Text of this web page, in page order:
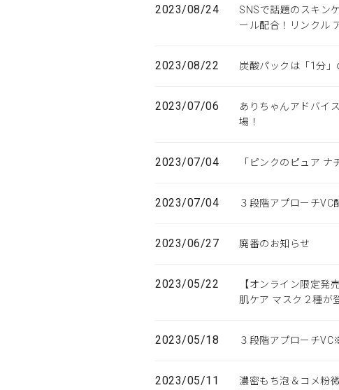
2023/08/24
SNSで話題のスキン
ール配合！リンクル
2023/08/22 炭酸パックは「1分
2023/07/06
ありちゃんアドバイ
場！
2023/07/04 「ピンクのピュア
2023/07/04 ３段階アプローチVC
2023/06/27 廃番のお知らせ
2023/05/22
【オンライン限定
肌ケア マスク２種が
2023/05/18 ３段階アプローチ
2023/05/11
濃密もち泡＆コメ粉